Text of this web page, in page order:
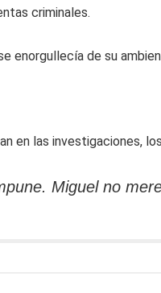
criminales.
enorgullecía de su
en las investigaciones,
Miguel no